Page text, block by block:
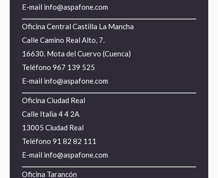
E-mail info@aspafone.com
Oficina Central Castilla La Mancha
Calle Camino Real Alto, 7.
16630. Mota del Cuervo (Cuenca)
Teléfono 967 139 525
E-mail info@aspafone.com
Oficina Ciudad Real
Calle Italia 4 4 2A
13005 Ciudad Real
Teléfono 91 82 82 111
E-mail info@aspafone.com
Oficina Tarancón